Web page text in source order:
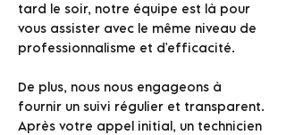
tard le soir, notre équipe est là pour
vous assister avec le même niveau de
professionnalisme et d'efficacité.
De plus, nous nous engageons à
fournir un suivi régulier et transparent.
Après votre appel initial, un technicien